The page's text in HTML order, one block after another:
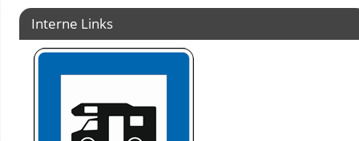
Interne Links